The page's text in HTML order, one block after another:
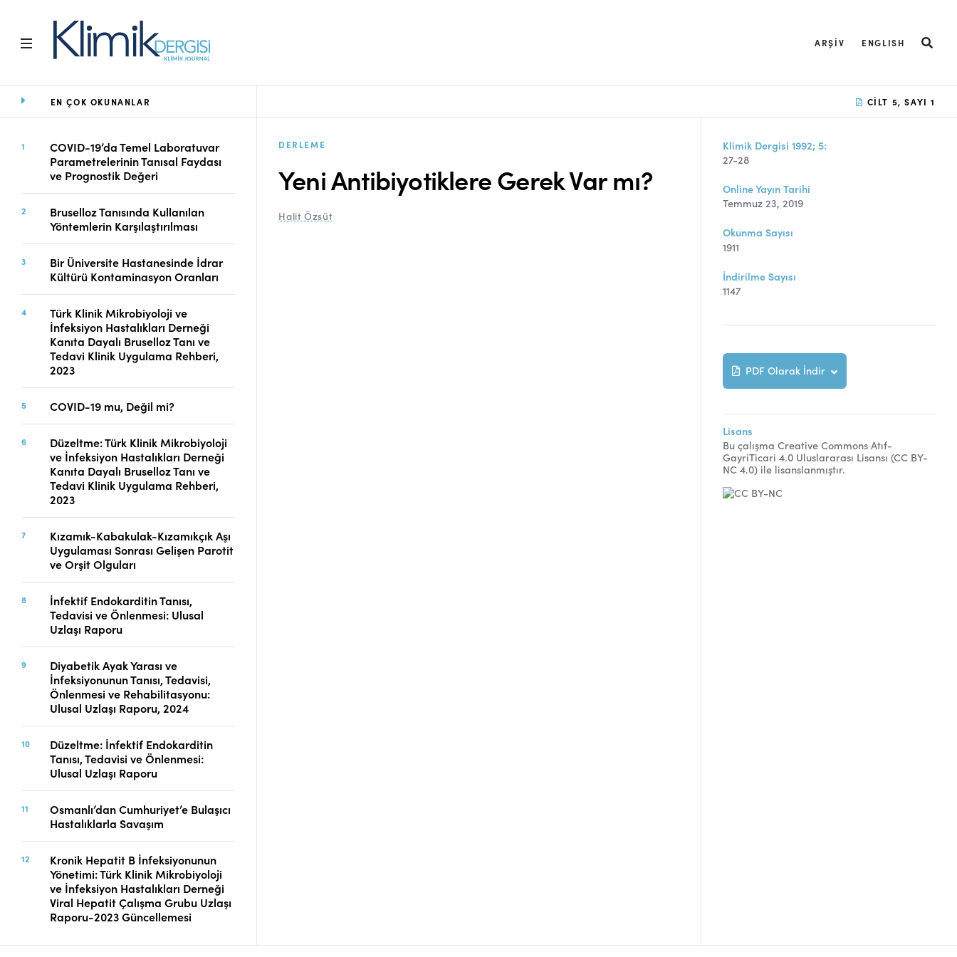
ARŞIV ENGLISH
Ana Sayfa
Amaç ve Kapsam
Açık Erişim İlkesi
Yayın Kurulu
Editoryal Süreç
Danışmanlık Süreci
Yazarlara Bilgi
Online Makale
Gönderimi
Dizinler
Telif Hakları
İletişim
FACEBOOK TWITTER
EN ÇOK OKUNANLAR
COVID-19’da Temel Laboratuvar
Parametrelerinin Tanısal Faydası
ve Prognostik Değeri
Bruselloz Tanısında Kullanılan
Yöntemlerin Karşılaştırılması
Bir Üniversite Hastanesinde İdrar
Kültürü Kontaminasyon Oranları
Türk Klinik Mikrobiyoloji ve
İnfeksiyon Hastalıkları Derneği
Kanıta Dayalı Bruselloz Tanı ve
Tedavi Klinik Uygulama Rehberi,
2023
COVID-19 mu, Değil mi?
Düzeltme: Türk Klinik Mikrobiyoloji
ve İnfeksiyon Hastalıkları Derneği
Kanıta Dayalı Bruselloz Tanı ve
Tedavi Klinik Uygulama Rehberi,
2023
Kızamık-Kabakulak-Kızamıkçık Aşı
Uygulaması Sonrası Gelişen Parotit
ve Orşit Olguları
İnfektif Endokarditin Tanısı,
Tedavisi ve Önlenmesi: Ulusal
Uzlaşı Raporu
Diyabetik Ayak Yarası ve
İnfeksiyonunun Tanısı, Tedavisi,
Önlenmesi ve Rehabilitasyonu:
Ulusal Uzlaşı Raporu, 2024
Düzeltme: İnfektif Endokarditin
Tanısı, Tedavisi ve Önlenmesi:
Ulusal Uzlaşı Raporu
Osmanlı’dan Cumhuriyet’e Bulaşıcı
Hastalıklarla Savaşım
Kronik Hepatit B İnfeksiyonunun
Yönetimi: Türk Klinik Mikrobiyoloji
ve İnfeksiyon Hastalıkları Derneği
Viral Hepatit Çalışma Grubu Uzlaşı
Raporu-2023 Güncellemesi
CILT 5, SAYI 1
DERLEME
Yeni Antibiyotiklere Gerek Var mı?
Halit Özsüt
Klimik Dergisi 1992; 5:
27-28
Online Yayın Tarihi
Temmuz 23, 2019
Okunma Sayısı
1911
İndirilme Sayısı
1147
PDF Olarak İndir
Lisans
Bu çalışma Creative Commons Atıf-
GayriTicari 4.0 Uluslararası Lisansı (CC BY-
NC 4.0) ile lisanslanmıştır.